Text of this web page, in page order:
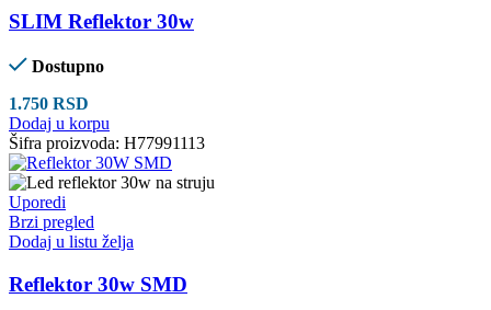
SLIM Reflektor 30w
Dostupno
1.750 RSD
Dodaj u korpu
Šifra proizvoda: H77991113
Uporedi
Brzi pregled
Dodaj u listu želja
Reflektor 30w SMD